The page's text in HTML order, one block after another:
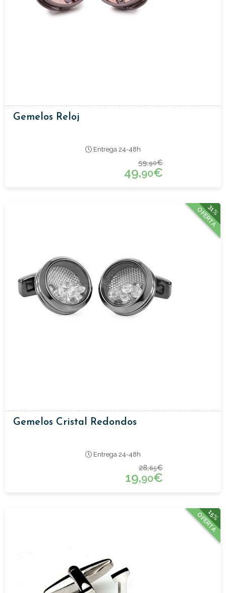
Gemelos Reloj
Entrega 24-48h
59,90€
49,90€
31%
OFERTA
Gemelos Cristal Redondos
Entrega 24-48h
28,65€
19,90€
15%
OFERTA